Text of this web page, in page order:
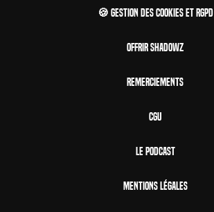
🍪 Gestion des cookies et RGPD
Offrir Shadowz
Remerciements
CGU
Le Podcast
Mentions Légales